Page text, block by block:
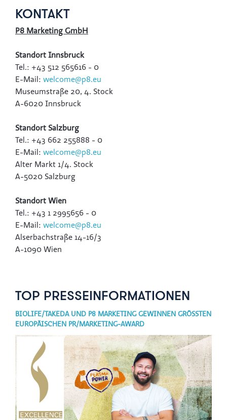
KONTAKT
P8 Marketing GmbH
Standort Innsbruck
Tel.: +43 512 565616 - 0
E-Mail: welcome@p8.eu
Museumstraße 20, 4. Stock
A-6020 Innsbruck
Standort Salzburg
Tel.: +43 662 255888 - 0
E-Mail: welcome@p8.eu
Alter Markt 1/4. Stock
A-5020 Salzburg
Standort Wien
Tel.: +43 1 2995656 - 0
E-Mail: welcome@p8.eu
Alserbachstraße 14-16/3
A-1090 Wien
TOP PRESSE­INFORMATIONEN
BIOLIFE/TAKEDA UND P8 MARKETING GEWINNEN GRÖSSTEN
EUROPÄISCHEN PR/MARKETING-AWARD